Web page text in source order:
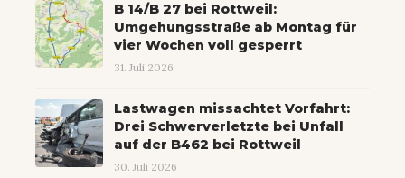
B 14/B 27 bei Rottweil:
Umgehungsstraße ab Montag für
vier Wochen voll gesperrt
31. Juli 2026
Lastwagen missachtet Vorfahrt:
Drei Schwerverletzte bei Unfall
auf der B462 bei Rottweil
30. Juli 2026